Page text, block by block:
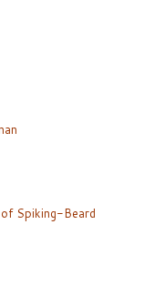
of Spiking-Beard